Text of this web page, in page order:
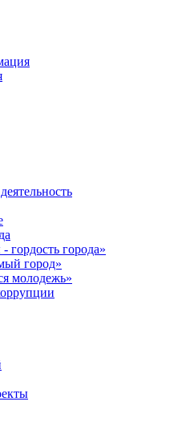
гордость города»
город»
молодежь»